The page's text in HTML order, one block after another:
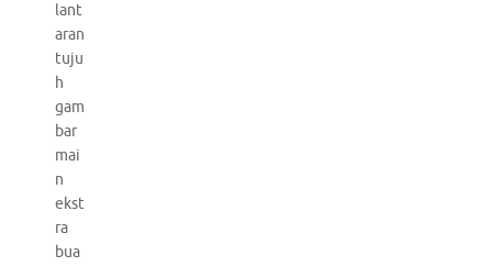
lant
aran
tuju
h
gam
bar
mai
n
ekst
ra
bua